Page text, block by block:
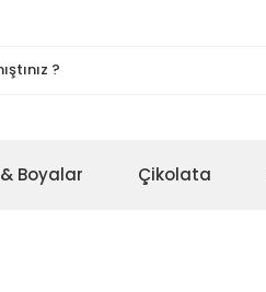
Boyalar Çikolata